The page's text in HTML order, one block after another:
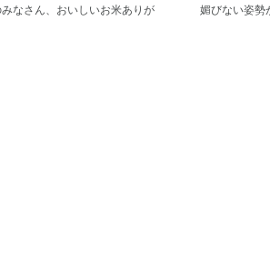
なさん、おいしいお米ありが
媚びない姿勢